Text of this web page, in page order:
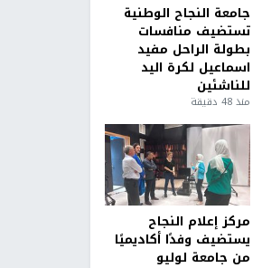
جامعة النجاح الوطنية
تستضيف منافسات
بطولة الراحل مفيد
اسماعيل لكرة اليد
للناشئين
منذ 48 دقيقة
مركز إعلام النجاح
يستضيف وفدًا أكاديميًا
من جامعة لوليو